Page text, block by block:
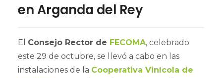
en Arganda del Rey
El Consejo Rector de FECOMA, celebrado
este 29 de octubre, se llevó a cabo en las
instalaciones de la Cooperativa Vinícola de